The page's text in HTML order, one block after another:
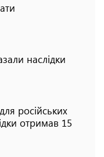
наслідки
російських
отримав 15